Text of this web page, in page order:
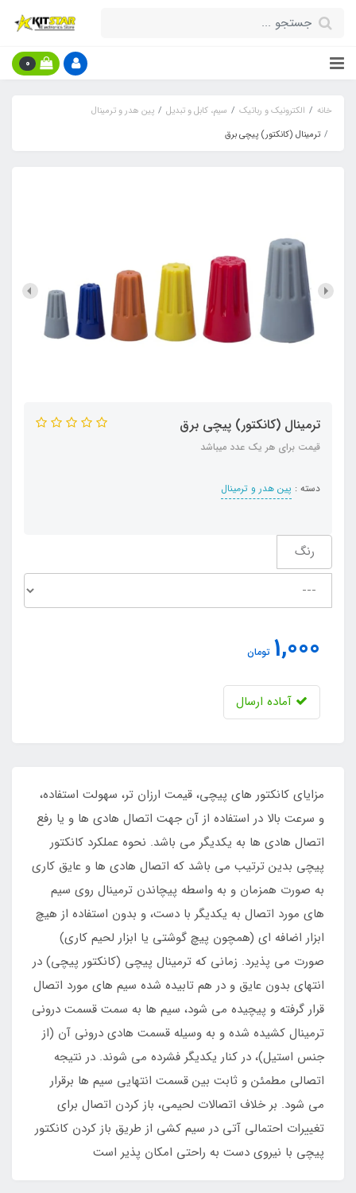
0
خانه الکترونیک و رباتیک سیم، کابل و تبدیل
پین هدر و ترمینال
ترمینال (کانکتور) پیچی برق
ترمینال (کانکتور) پیچی برق
قیمت برای هر یک عدد میباشد
دسته : پین هدر و ترمینال
رنگ
1,000 تومان
آماده ارسال
مزایای کانکتور های پیچی، قیمت ارزان تر، سهولت استفاده،
و سرعت بالا در استفاده از آن جهت اتصال هادی ها و یا رفع
اتصال هادی ها به یکدیگر می باشد. نحوه عملکرد کانکتور
پیچی بدین ترتیب می باشد که اتصال هادی ها و عایق کاری
به صورت همزمان و به واسطه پیچاندن ترمینال روی سیم
های مورد اتصال به یکدیگر با دست، و بدون استفاده از هیچ
ابزار اضافه ای (همچون پیچ گوشتی یا ابزار لحیم کاری)
صورت می پذیرد. زمانی که ترمینال پیچی (کانکتور پیچی) در
انتهای بدون عایق و در هم تابیده شده سیم های مورد اتصال
قرار گرفته و پیچیده می شود، سیم ها به سمت قسمت درونی
ترمینال کشیده شده و به وسیله قسمت هادی درونی آن (از
جنس استیل)، در کنار یکدیگر فشرده می شوند. در نتیجه
اتصالی مطمئن و ثابت بین قسمت انتهایی سیم ها برقرار
می شود. بر خلاف اتصالات لحیمی، باز کردن اتصال برای
تغییرات احتمالی آتی در سیم کشی از طریق باز کردن کانکتور
پیچی با نیروی دست به راحتی امکان پذیر است